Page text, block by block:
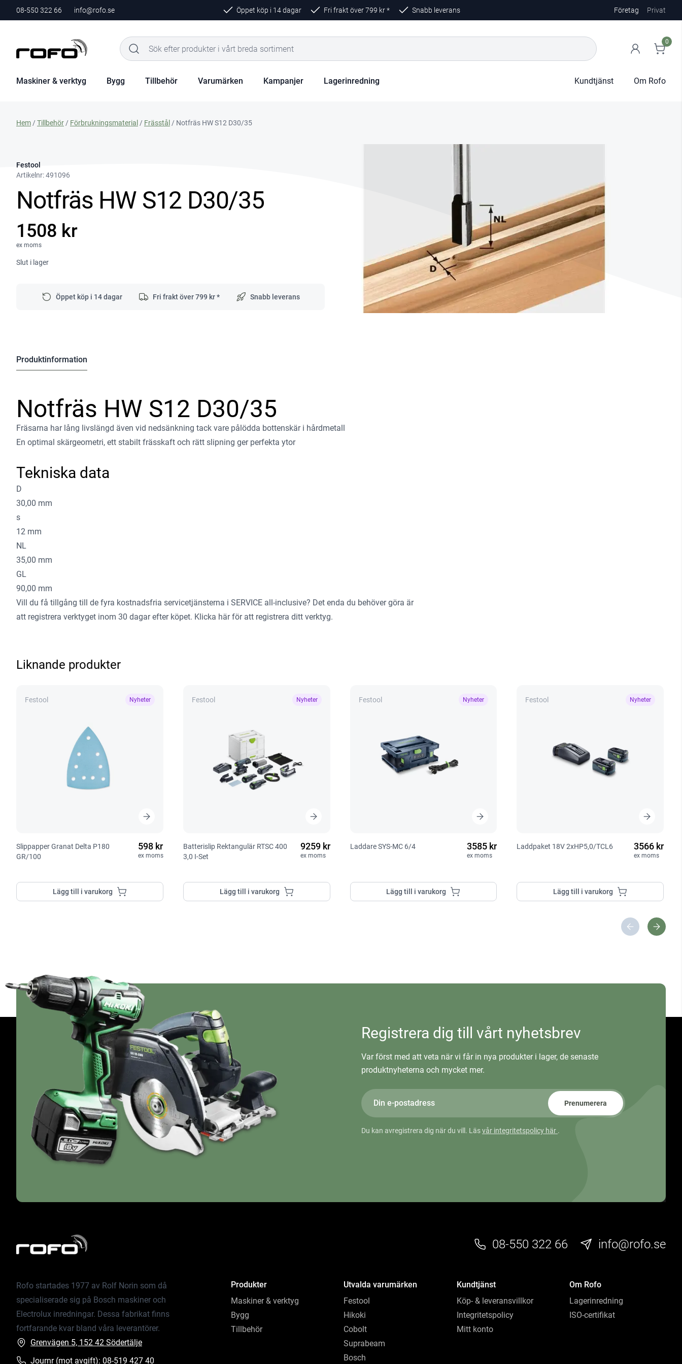
08-550 322 66 info@rofo.se Öppet köp i 14 dagar Fri frakt över799 kr * Snabb leverans Företag Privat
0
Maskiner & verktyg Bygg Tillbehör Varumärken Kampanjer Lagerinredning Kundtjänst Om Rofo
Hem /Tillbehör / Förbrukningsmaterial / Frässtål / Notfräs HW S12 D30/35
Festool
Artikelnr:491096
Notfräs HW S12 D30/35
1508 kr
ex moms
Slut i lager
Öppet köp i 14 dagar Fri frakt över799 kr * Snabb leverans
Produktinformation
Notfräs HW S12 D30/35
Fräsarna har lång livslängd även vid nedsänkning tack vare pålödda bottenskär i hårdmetall
En optimal skärgeometri, ett stabilt frässkaft och rätt slipning ger perfekta ytor
Tekniska data
D
30,00 mm
s
12 mm
NL
35,00 mm
GL
90,00 mm
Vill du få tillgång till de fyra kostnadsfria servicetjänsterna i SERVICE all-inclusive? Det enda du behöver göra är
att registrera verktyget inom 30 dagar efter köpet. Klicka här för att registrera ditt verktyg.
Liknande produkter
Festool Nyheter
Slippapper Granat Delta P180
GR/100
598 kr
ex moms
Lägg till i varukorg
Festool Nyheter
Batterislip Rektangulär RTSC 400
3,0 I-Set
9259 kr
ex moms
Lägg till i varukorg
Festool Nyheter
Laddare SYS-MC 6/4 3585 kr
ex moms
Lägg till i varukorg
Festool Nyheter
Laddpaket 18V 2xHP5,0/TCL6 3566 kr
ex moms
Lägg till i varukorg
Registrera dig till vårt nyhetsbrev
Var först med att veta när vi får in nya produkter i lager, de senaste
produktnyheterna och mycket mer.
Prenumerera
Du kan avregistrera dig när du vill. Läsvår integritetspolicy här .
08-550 322 66 info@rofo.se
Rofo startades 1977 av Rolf Norin som då
specialiserade sig på Bosch maskiner och
Electrolux inredningar. Dessa fabrikat finns
fortfarande kvar bland våra leverantörer.
Grenvägen 5, 152 42 Södertälje
Journr (mot avgift): 08-519 427 40
Produkter
Maskiner & verktyg
Bygg
Tillbehör
Utvalda varumärken
Festool
Hikoki
Cobolt
Suprabeam
Bosch
Kundtjänst
Köp- & leveransvillkor
Integritetspolicy
Mitt konto
Om Rofo
Lagerinredning
ISO-certifikat